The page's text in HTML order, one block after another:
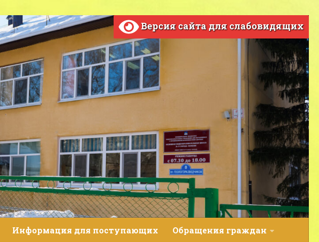
Версия сайта для слабовидящих
Информация для поступающих Обращения граждан